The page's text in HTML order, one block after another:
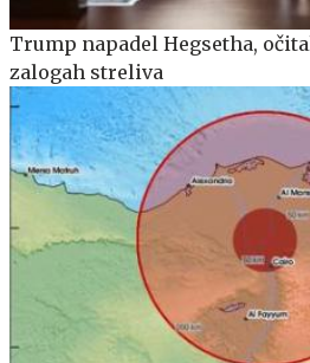
Trump napadel Hegsetha,
zalogah streliva